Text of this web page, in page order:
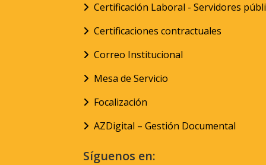
Certificación Laboral - Servidores
Certificaciones contractuales
Correo Institucional
Mesa de Servicio
Focalización
AZDigital – Gestión Documental
Síguenos en: